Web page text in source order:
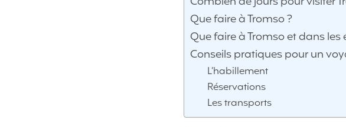
Que faire à Tromso ?
Que faire à Tromso et dans les
Conseils pratiques pour un
L’habillement
Réservations
Les transports